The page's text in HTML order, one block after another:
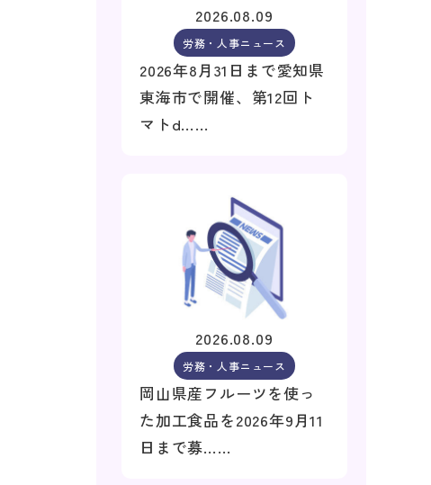
2026.08.09
労務・人事ニュース
2026年8月31日まで愛知県
東海市で開催、第12回ト
マトd……
2026.08.09
労務・人事ニュース
岡山県産フルーツを使っ
た加工食品を2026年9月11
日まで募……